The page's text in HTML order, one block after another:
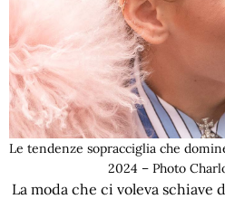
Le tendenze sopracciglia che
2024 – Photo
La moda che ci voleva schiave